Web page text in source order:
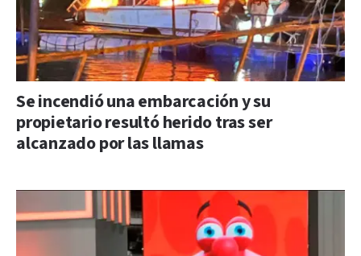
Se incendió una embarcación y su
propietario resultó herido tras ser
alcanzado por las llamas